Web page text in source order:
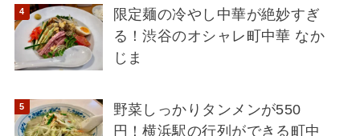
限定麺の冷やし中華が絶妙すぎ
る！渋谷のオシャレ町中華 なか
じま
野菜しっかりタンメンが550
円！横浜駅の行列ができる町中